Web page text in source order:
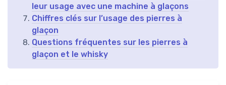
leur usage avec une machine à glaçons
Chiffres clés sur l’usage des pierres à
glaçon
Questions fréquentes sur les pierres à
glaçon et le whisky